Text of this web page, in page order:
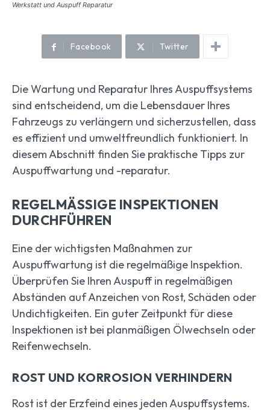
Werkstatt und Auspuff Reparatur
Facebook Twitter
Die Wartung und Reparatur Ihres Auspuffsystems
sind entscheidend, um die Lebensdauer Ihres
Fahrzeugs zu verlängern und sicherzustellen, dass
es effizient und umweltfreundlich funktioniert. In
diesem Abschnitt finden Sie praktische Tipps zur
Auspuffwartung und -reparatur.
REGELMÄSSIGE INSPEKTIONEN D
URCHFÜHREN
Eine der wichtigsten Maßnahmen zur
Auspuffwartung ist die regelmäßige Inspektion.
Überprüfen Sie Ihren Auspuff in regelmäßigen
Abständen auf Anzeichen von Rost, Schäden oder
Undichtigkeiten. Ein guter Zeitpunkt für diese
Inspektionen ist bei planmäßigen Ölwechseln oder
Reifenwechseln.
ROST UND KORROSION VERHINDERN
Rost ist der Erzfeind eines jeden Auspuffsystems.